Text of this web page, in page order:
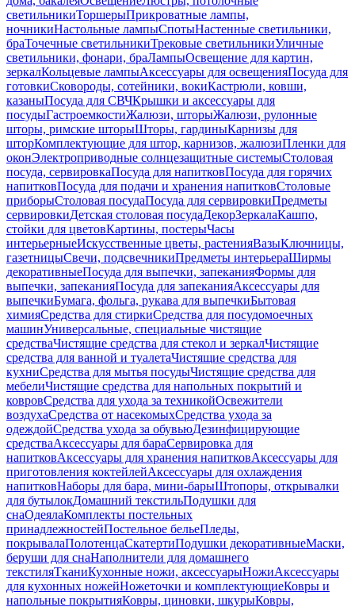
светильникиТоршерыПрикроватные лампы,
ночникиНастольные лампыСпотыНастенные светильники,
браТочечные светильникиТрековые светильникиУличные
светильники, фонари, браЛампыОсвещение для картин,
зеркалКольцевые лампыАксессуары для освещенияПосуда для
готовкиСковороды, сотейники, вокиКастрюли, ковши,
казаныПосуда для СВЧКрышки и аксессуары для
посудыГастроемкостиЖалюзи, шторыЖалюзи, рулонные
шторы, римские шторыШторы, гардиныКарнизы для
шторКомплектующие для штор, карнизов, жалюзиПленки для
оконЭлектроприводные солнцезащитные системыСтоловая
посуда, сервировкаПосуда для напитковПосуда для горячих
напитковПосуда для подачи и хранения напитковСтоловые
приборыСтоловая посудаПосуда для сервировкиПредметы
сервировкиДетская столовая посудаДекорЗеркалаКашпо,
стойки для цветовКартины, постерыЧасы
интерьерныеИскусственные цветы, растенияВазыКлючницы,
газетницыСвечи, подсвечникиПредметы интерьераШирмы
декоративныеПосуда для выпечки, запеканияФормы для
выпечки, запеканияПосуда для запеканияАксессуары для
выпечкиБумага, фольга, рукава для выпечкиБытовая
химияСредства для стиркиСредства для посудомоечных
машинУниверсальные, специальные чистящие
средстваЧистящие средства для стекол и зеркалЧистящие
средства для ванной и туалетаЧистящие средства для
кухниСредства для мытья посудыЧистящие средства для
мебелиЧистящие средства для напольных покрытий и
ковровСредства для ухода за техникойОсвежители
воздухаСредства от насекомыхСредства ухода за
одеждойСредства ухода за обувьюДезинфицирующие
средстваАксессуары для бараСервировка для
напитковАксессуары для хранения напитковАксессуары для
приготовления коктейлейАксессуары для охлаждения
напитковНаборы для бара, мини-барыШтопоры, открывалки
для бутылокДомашний текстильПодушки для
снаОдеялаКомплекты постельных
принадлежностейПостельное бельеПледы,
покрывалаПолотенцаСкатертиПодушки декоративныеМаски,
беруши для снаНаполнители для домашнего
текстиляТканиКухонные ножи, аксессуарыНожиАксессуары
для кухонных ножейНожеточки и комплектующиеКовры и
напольные покрытияКовры, циновки, шкурыКовры,